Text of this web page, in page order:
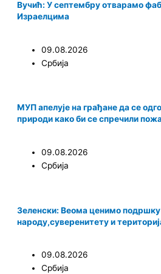
Вучић: У септембру отварамо
Израелцима
09.08.2026
Србија
МУП апелује на грађане да се
природи како би се спречили
09.08.2026
Србија
Зеленски: Веома ценимо подршку
народу,суверенитету и
09.08.2026
Србија